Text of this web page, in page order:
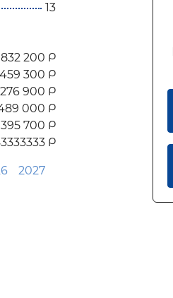
13
200 Р
300 Р
900 Р
000 Р
700 Р
Р
2027